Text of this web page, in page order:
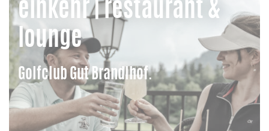
einkehr | restaurant &
lounge
Golfclub Gut Brandlhof.